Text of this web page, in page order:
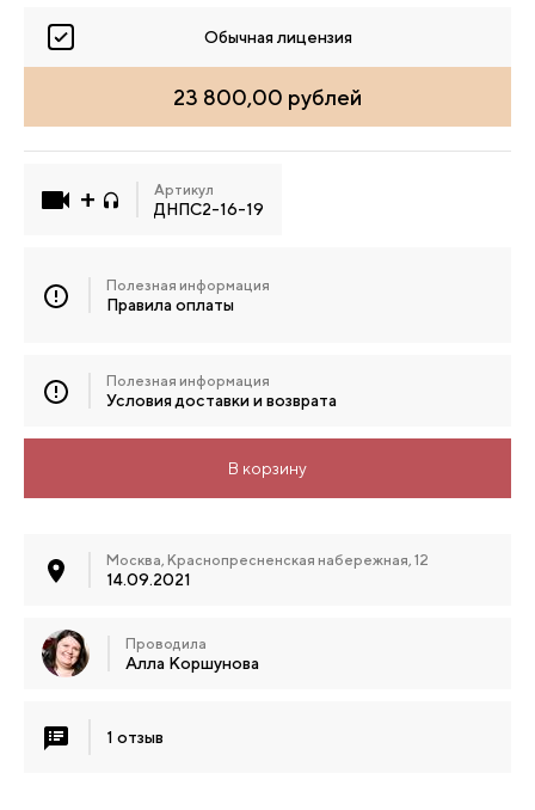
Москва, Краснопресненская набережная, 12
14.09.2021
Проводила
Алла Коршунова
1 отзыв
Обычная лицензия
23 800,00 рублей
Артикул
ДНПС2-16-19
Полезная информация
Правила оплаты
Полезная информация
Условия доставки и возврата
В корзину